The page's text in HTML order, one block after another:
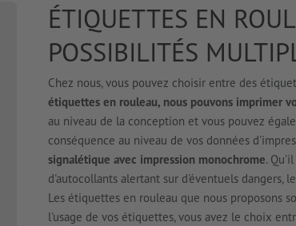
ÉTIQUETTES EN
POSSIBILITÉS
Chez nous, vous pouvez choisir entre des
étiquettes en rouleau, nous pouvons imprimer
au niveau de la conception et vous pouvez
conséquence au niveau de vos données
signalétique avec impression monochrome.
d'autocollants alertant sur d'éventuels
Les étiquettes en rouleau que nous proposons
l'usage de vos étiquettes, vous avez le choix